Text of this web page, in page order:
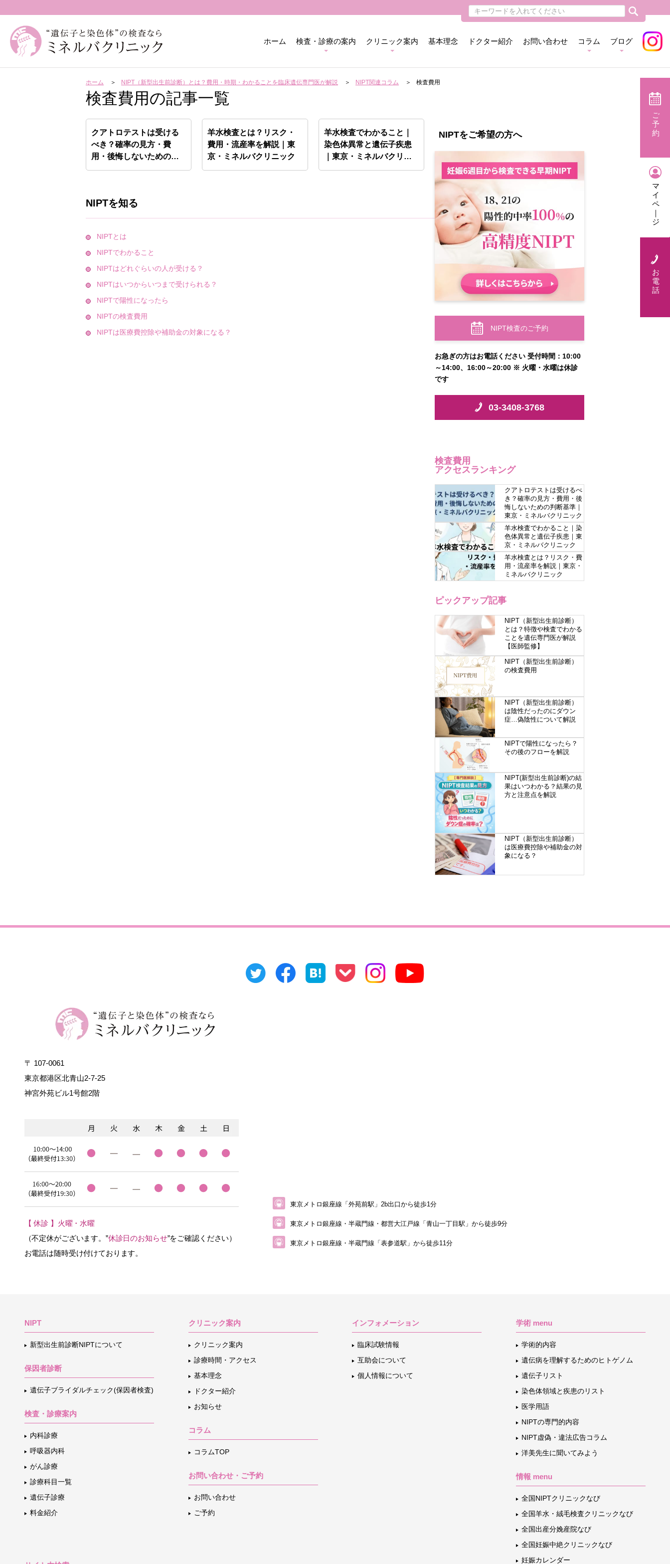
ホーム 検査・診療の案内 クリニック案内 基本理念 ドクター紹介 お問い合わせ コラム ブログ
ホーム NIPT（新型出生前診断）とは？費用・時期・わかることを臨床遺伝専門医が解説 NIPT関連コラム 検査費用
検査費用の記事一覧
クアトロテストは受ける
べき？確率の見方・費
用・後悔しないための判
断基準…
羊水検査とは？リスク・
費用・流産率を解説｜東
京・ミネルバクリニック
羊水検査でわかること｜
染色体異常と遺伝子疾患
｜東京・ミネルバクリニ
ック…
NIPTを知る
NIPTとは
NIPTでわかること
NIPTはどれぐらいの人が受ける？
NIPTはいつからいつまで受けられる？
NIPTで陽性になったら
NIPTの検査費用
NIPTは医療費控除や補助金の対象になる？
NIPTをご希望の方へ
NIPT検査のご予約
お急ぎの方はお電話ください 受付時間：10:00
～14:00、16:00～20:00 ※ 火曜・水曜は休診
です
03-3408-3768
検査費用
アクセスランキング
クアトロテストは受けるべ
き？確率の見方・費用・後
悔しないための判断基準｜
東京・ミネルバクリニック
羊水検査でわかること｜染
色体異常と遺伝子疾患｜東
京・ミネルバクリニック
羊水検査とは？リスク・費
用・流産率を解説｜東京・
ミネルバクリニック
ピックアップ記事
NIPT（新型出生前診断）
とは？特徴や検査でわかる
ことを遺伝専門医が解説
【医師監修】
NIPT（新型出生前診断）
の検査費用
NIPT（新型出生前診断）
は陰性だったのにダウン
症…偽陰性について解説
NIPTで陽性になったら？
その後のフローを解説
NIPT(新型出生前診断)の結
果はいつわかる？結果の見
方と注意点を解説
NIPT（新型出生前診断）
は医療費控除や補助金の対
象になる？
〒 107-0061
東京都港区北青山2-7-25
神宮外苑ビル1号館2階
【 休診 】火曜・水曜
（不定休がございます。”休診日のお知らせ”をご確認ください）
お電話は随時受け付けております。
東京メトロ銀座線「外苑前駅」2b出口から徒歩1分
東京メトロ銀座線・半蔵門線・都営大江戸線 「青山一丁目駅」から徒歩9分
東京メトロ銀座線・半蔵門線「表参道駅」から徒歩11分
NIPT
新型出生前診断NIPTについて
保因者診断
遺伝子ブライダルチェック(保因者検査)
検査・診療案内
内科診療
呼吸器内科
がん診療
診療科目一覧
遺伝子診療
料金紹介
クリニック案内
クリニック案内
診療時間・アクセス
基本理念
ドクター紹介
お知らせ
コラム
コラムTOP
お問い合わせ・ご予約
お問い合わせ
ご予約
インフォメーション
臨床試験情報
互助会について
個人情報について
学術 menu
学術的内容
遺伝病を理解するためのヒトゲノム
遺伝子リスト
染色体領域と疾患のリスト
医学用語
NIPTの専門的内容
NIPT虚偽・違法広告コラム
洋美先生に聞いてみよう
情報 menu
全国NIPTクリニックなび
全国羊水・絨毛検査クリニックなび
全国出産分娩産院なび
全国妊娠中絶クリニックなび
妊娠カレンダー
ご
予
約
マ
イ
ペ
｜
ジ
お
電
話